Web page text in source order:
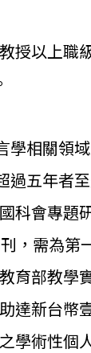
授以上職
相關領
五年者
科會專題
， 需為第
育部教學
達新台幣
術性個